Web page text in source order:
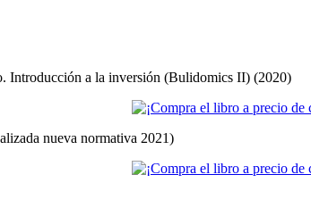
Introducción a la inversión (Bulidomics II) (2020)
nueva normativa 2021)